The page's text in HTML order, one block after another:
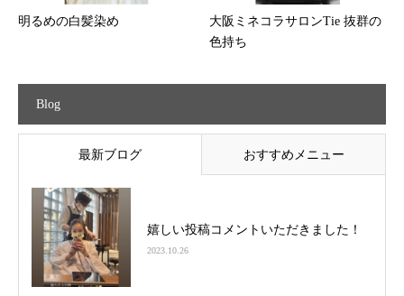
明るめの白髪染め
大阪ミネコラサロンTie 抜群の
色持ち
Blog
最新ブログ おすすめメニュー
嬉しい投稿コメントいただきました！
2023.10.26